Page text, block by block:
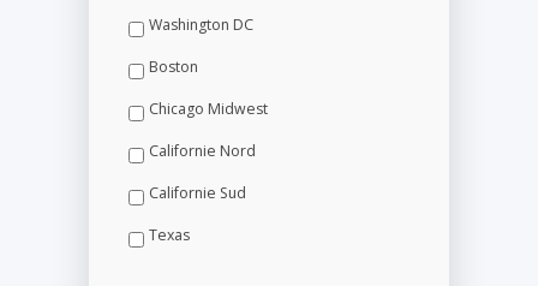
Washington DC
Boston
Chicago Midwest
Californie Nord
Californie Sud
Texas